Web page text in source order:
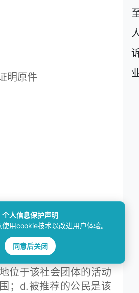
明原件
人的，应当提交推荐
当符合下列条件：a.
营利性法人组织；b.被
位于该社会团体的活动
；d.被推荐的公民是该
个人信息保护声明
用cookie技术以改进用户体验。
同意后关闭